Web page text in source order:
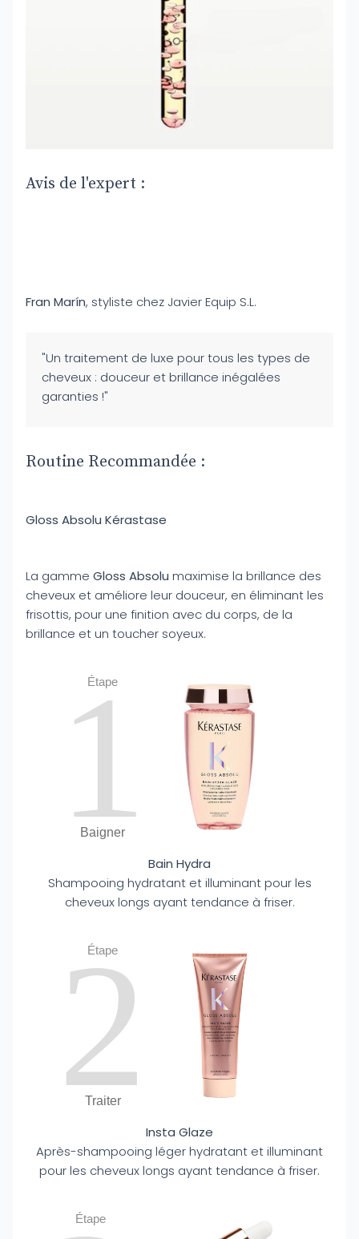
Avis de l'expert :
Fran Marín, styliste chez Javier Equip S.L.
"Un traitement de luxe pour tous les types de
cheveux : douceur et brillance inégalées
garanties !"
Routine Recommandée :
Gloss Absolu Kérastase
La gamme Gloss Absolu maximise la brillance des
cheveux et améliore leur douceur, en éliminant les
frisottis, pour une finition avec du corps, de la
brillance et un toucher soyeux.
Étape
1
Baigner
Bain Hydra
Shampooing hydratant et illuminant pour les
cheveux longs ayant tendance à friser.
Étape
2
Traiter
Insta Glaze
Après-shampooing léger hydratant et illuminant
pour les cheveux longs ayant tendance à friser.
Étape